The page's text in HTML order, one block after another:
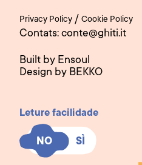
Privacy Policy / Cookie Policy
Contats: conte@ghiti.it
Built by Ensoul
Design by BEKKO
Leture facilidade
NO SÌ
NO SÌ